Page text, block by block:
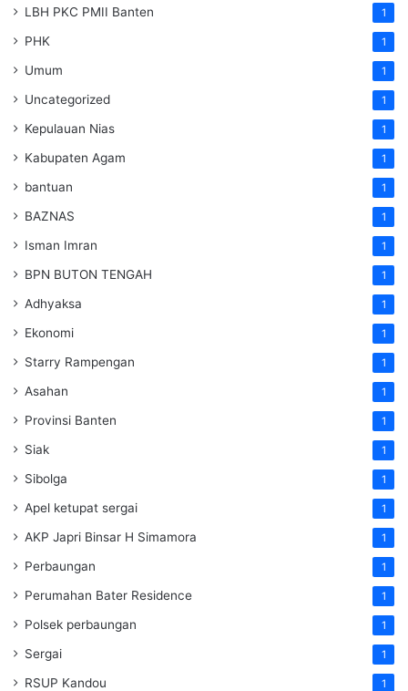
LBH PKC PMII Banten 1
PHK 1
Umum 1
Uncategorized 1
Kepulauan Nias 1
Kabupaten Agam 1
bantuan 1
BAZNAS 1
Isman Imran 1
BPN BUTON TENGAH 1
Adhyaksa 1
Ekonomi 1
Starry Rampengan 1
Asahan 1
Provinsi Banten 1
Siak 1
Sibolga 1
Apel ketupat sergai 1
AKP Japri Binsar H Simamora 1
Perbaungan 1
Perumahan Bater Residence 1
Polsek perbaungan 1
Sergai 1
RSUP Kandou 1